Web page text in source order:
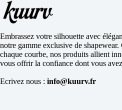
Embrassez votre silhouette avec
notre gamme exclusive de
chaque courbe, nos produits allient
vous offrir la confiance dont vous
Ecrivez nous : info@kuurv.fr